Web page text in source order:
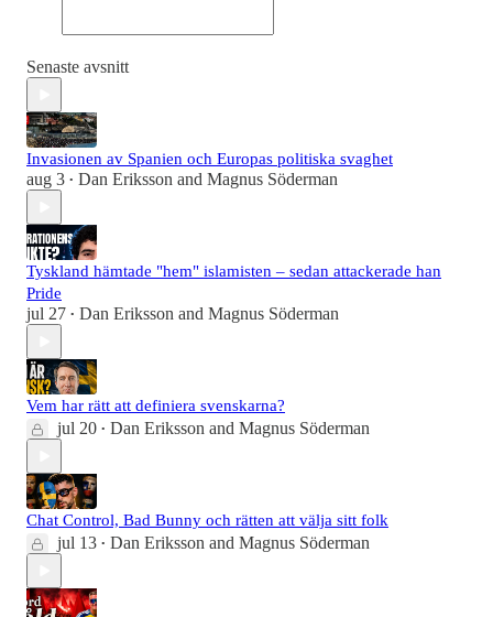
Senaste avsnitt
Invasionen av Spanien och Europas politiska svaghet
aug 3 • Dan Eriksson and Magnus Söderman
Tyskland hämtade "hem" islamisten – sedan attackerade han
Pride
jul 27 • Dan Eriksson and Magnus Söderman
Vem har rätt att definiera svenskarna?
jul 20 • Dan Eriksson and Magnus Söderman
Chat Control, Bad Bunny och rätten att välja sitt folk
jul 13 • Dan Eriksson and Magnus Söderman